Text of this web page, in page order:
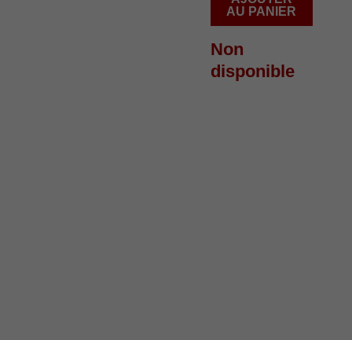
AU PANIER
Non
disponible